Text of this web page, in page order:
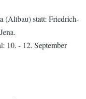
(Altbau) statt: Friedrich-
10. - 12. September